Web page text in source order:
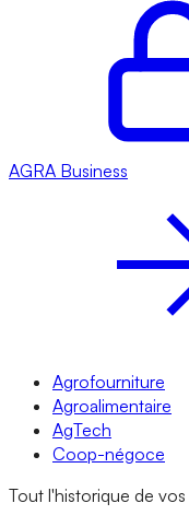
AGRA Business
Agrofourniture
Agroalimentaire
AgTech
Coop-négoce
Tout l'historique de